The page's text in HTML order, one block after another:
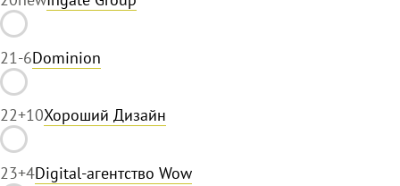
21-6Dominion
22+10Хороший Дизайн
23+4Digital-агентство Wow